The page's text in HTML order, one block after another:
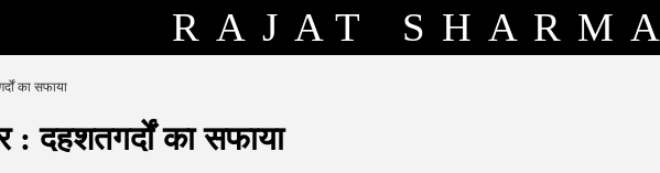
RAJAT SHARMA
का सफाया
: दहशतगर्दों का सफाया